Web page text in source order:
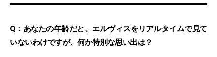
Q：あなたの年齢だと、エルヴィスをリアルタイムで見て
いないわけですが、何か特別な思い出は？